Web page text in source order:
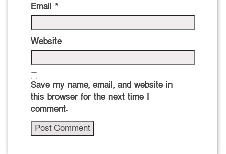
Email *
Website
Save my name, email, and website in
this browser for the next time I
comment.